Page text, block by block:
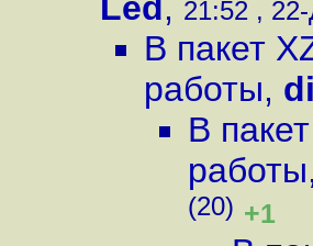
21:52 ,
В пакет
работы,
В
работы,
(20) +1